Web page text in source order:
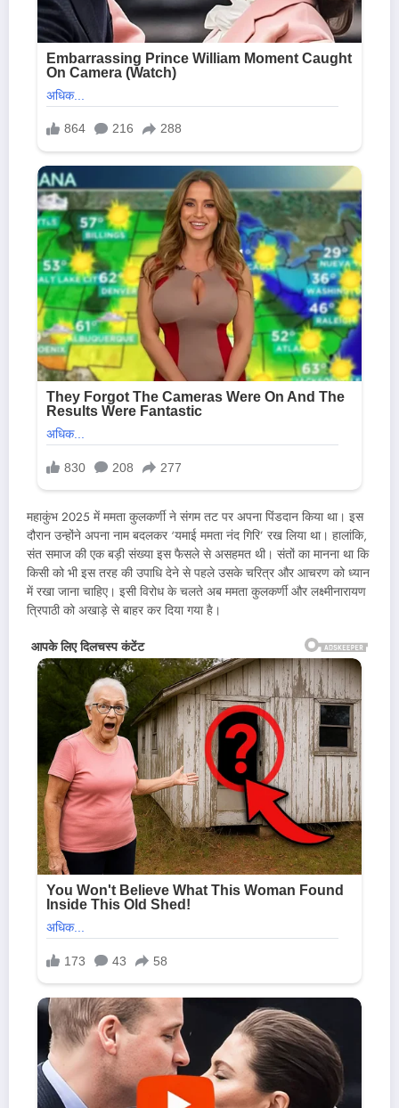
महाकुंभ 2025 में ममता कुलकर्णी ने संगम तट पर अपना पिंडदान किया था। इस
दौरान उन्होंने अपना नाम बदलकर ‘यमाई ममता नंद गिरि’ रख लिया था। हालांकि,
संत समाज की एक बड़ी संख्या इस फैसले से असहमत थी। संतों का मानना था कि
किसी को भी इस तरह की उपाधि देने से पहले उसके चरित्र और आचरण को ध्यान
में रखा जाना चाहिए। इसी विरोध के चलते अब ममता कुलकर्णी और लक्ष्मीनारायण
त्रिपाठी को अखाड़े से बाहर कर दिया गया है।